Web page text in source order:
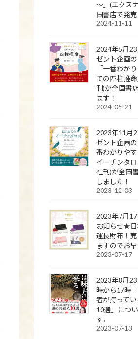
～」(エクス
国書店で発
2024-11-11
2024年5月
ゼント企画の
「一番わか
ての四柱推
刊)が全国書
ます！
2024-05-21
2023年11月
ゼント企画
番わかりや
イーチンタ
社刊)が全国
しました！
2023-12-03
2023年7月17
お知らせ★日
運長財布！
ますのでお
2023-07-17
2023年8月
時から17時
者が持って
10選」につ
す。
2023-07-13